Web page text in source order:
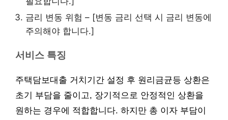
금리 변동 위험 – [변동 금리 선택 시 금리 변동에
주의해야 합니다.]
서비스 특징
주택담보대출 거치기간 설정 후 원리금균등 상환은
초기 부담을 줄이고, 장기적으로 안정적인 상환을
원하는 경우에 적합합니다. 하지만 총 이자 부담이